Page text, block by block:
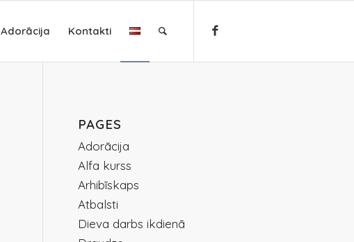
Adorācija Kontakti
PAGES
Adorācija
Alfa kurss
Arhibīskaps
Atbalsti
Dieva darbs ikdienā